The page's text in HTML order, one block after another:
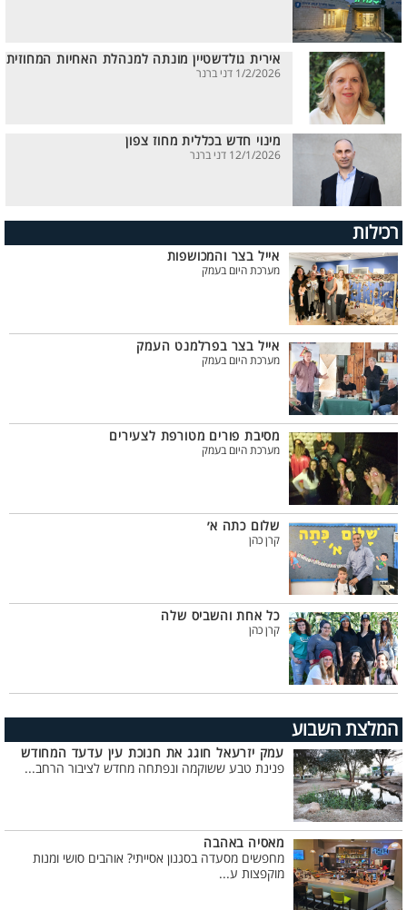
אירית גולדשטיין מונתה למנהלת האחיות המחוזית
1/2/2026 דני ברנר
מינוי חדש בכללית מחוז צפון
12/1/2026 דני ברנר
רכילות
אייל בצר והמכושפות
מערכת היום בעמק
אייל בצר בפרלמנט העמק
מערכת היום בעמק
מסיבת פורים מטורפת לצעירים
מערכת היום בעמק
שלום כתה א׳
קרן כהן
כל אחת והשביס שלה
קרן כהן
המלצת השבוע
עמק יזרעאל חוגג את חנוכת עין עדעד המחודש
פנינת טבע ששוקמה ונפתחה מחדש לציבור הרחב...
מאסיה באהבה
מחפשים מסעדה בסגנון אסייתי? אוהבים סושי ומנות
מוקפצות ע...